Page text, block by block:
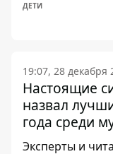
ДЕТИ
19:07, 28 декабря
Настоящие
назвал
года среди
Эксперты и